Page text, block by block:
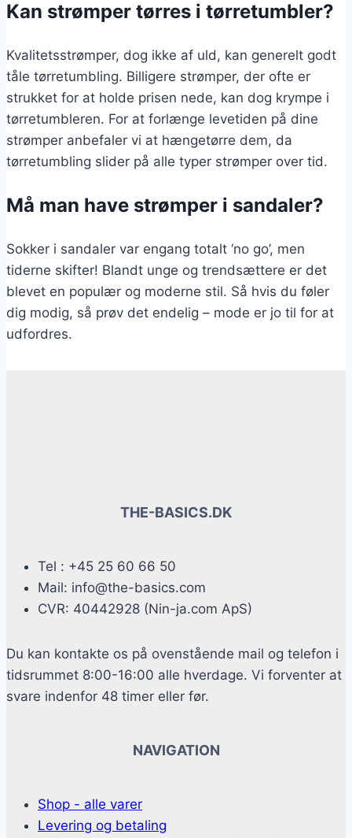
Kan strømper tørres i tørretumbler?
Kvalitetsstrømper, dog ikke af uld, kan generelt godt
tåle tørretumbling. Billigere strømper, der ofte er
strukket for at holde prisen nede, kan dog krympe i
tørretumbleren. For at forlænge levetiden på dine
strømper anbefaler vi at hængetørre dem, da
tørretumbling slider på alle typer strømper over tid.
Må man have strømper i sandaler?
Sokker i sandaler var engang totalt ‘no go’, men
tiderne skifter! Blandt unge og trendsættere er det
blevet en populær og moderne stil. Så hvis du føler
dig modig, så prøv det endelig – mode er jo til for at
udfordres.
THE-BASICS.DK
Tel : +45 25 60 66 50
Mail: info@the-basics.com
CVR: 40442928 (Nin-ja.com ApS)
Du kan kontakte os på ovenstående mail og telefon i
tidsrummet 8:00-16:00 alle hverdage. Vi forventer at
svare indenfor 48 timer eller før.
NAVIGATION
Shop - alle varer
Levering og betaling